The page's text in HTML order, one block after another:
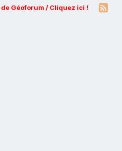
Géoforum / Cliquez ici !